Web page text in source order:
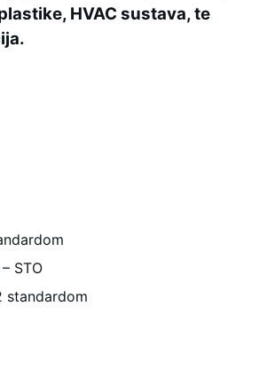
HVAC sustava, te
STO
standardom